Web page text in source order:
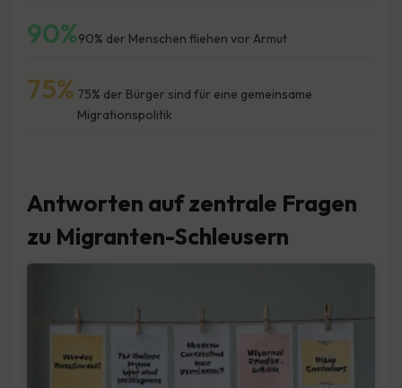
90%90% der Menschen fliehen vor Armut
75% 75% der Bürger sind für eine gemeinsame
Migrationspolitik
Antworten auf zentrale Fragen
zu Migranten-Schleusern